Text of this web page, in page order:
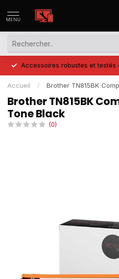
MENU
Accessoires robustes et testés
Accueil / Brother TN815BK
Brother TN815BK
Tone Black
(0)